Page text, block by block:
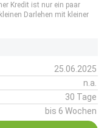
Kredit ist nur ein paar
Darlehen mit kleiner
25.06.2025
n.a.
30 Tage
bis 6 Wochen